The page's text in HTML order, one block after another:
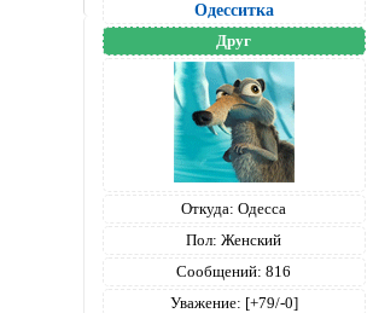
Одесситка
Друг
Откуда: Одесса
Пол: Женский
Сообщений: 816
Уважение: [+79/-0]